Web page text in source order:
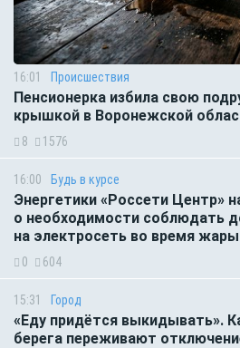
16:01 Происшествия
Пенсионерка избила свою
крышкой в Воронежской
8 1576
16:00 Будь в курсе
Энергетики «Россети Центр»
о необходимости соблюдать
на электросеть во время жары
0 604
15:31 Город
«Еду придётся выкидывать».
берега переживают